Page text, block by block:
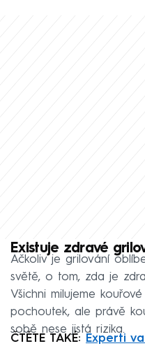
Existuje zdravé
Ačkoliv je grilování
světě, o tom, zda je
Všichni milujeme
pochoutek, ale právě
sobě nese jistá rizika.
ČTĚTE TAKÉ: Experti